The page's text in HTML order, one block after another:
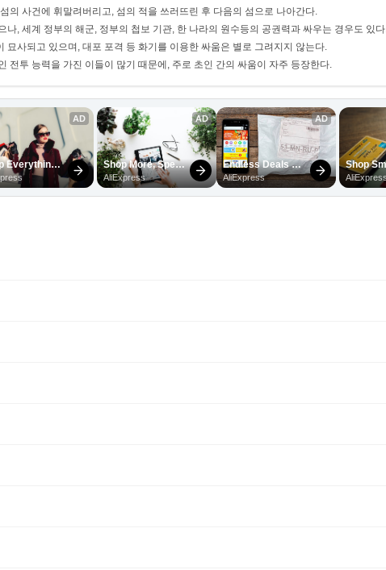
의 사건에 휘말려버리고, 섬의 적을 쓰러뜨린 후 다음의 섬으로 나아간다.
나, 세계 정부의 해군, 정부의 첩보 기관, 한 나라의 원수등의 공권력과 싸우는 경우도 있다.
묘사되고 있으며, 대포 포격 등 화기를 이용한 싸움은 별로 그려지지 않는다.
전투 능력을 가진 이들이 많기 때문에, 주로 초인 간의 싸움이 자주 등장한다.